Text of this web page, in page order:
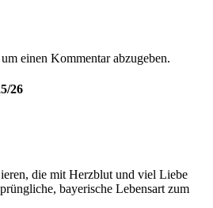
einen Kommentar abzugeben.
26
die mit Herzblut und viel Liebe
bayerische Lebensart zum